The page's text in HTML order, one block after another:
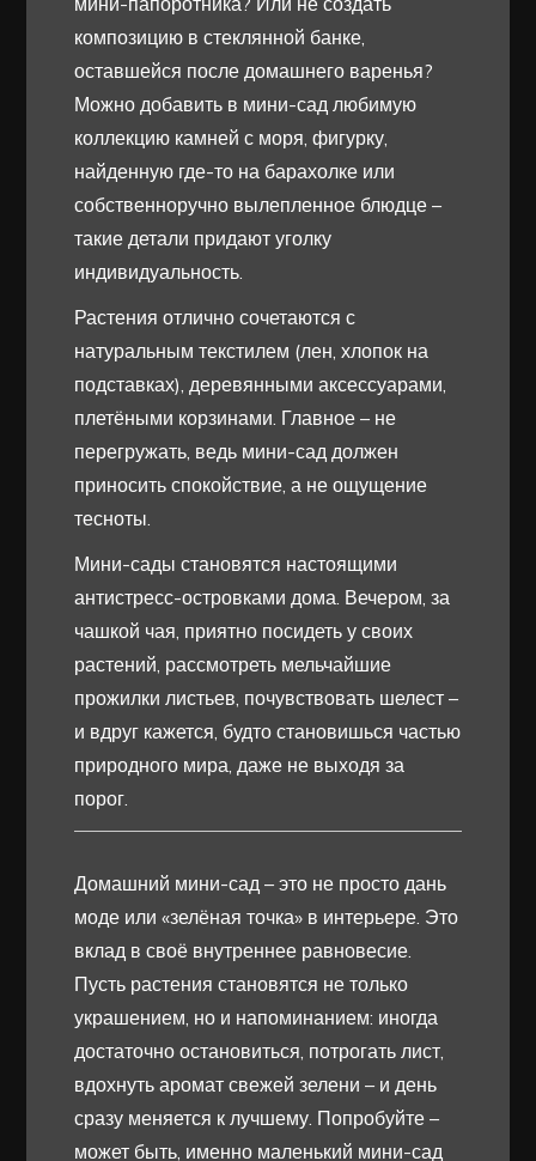
композицию в стеклянной банке,
оставшейся после домашнего варенья?
Можно добавить в мини-сад любимую
коллекцию камней с моря, фигурку,
найденную где-то на барахолке или
собственноручно вылепленное блюдце –
такие детали придают уголку
индивидуальность.
Растения отлично сочетаются с
натуральным текстилем (лен, хлопок на
подставках), деревянными аксессуарами,
плетёными корзинами. Главное – не
перегружать, ведь мини-сад должен
приносить спокойствие, а не ощущение
тесноты.
Мини-сады становятся настоящими
антистресс-островками дома. Вечером, за
чашкой чая, приятно посидеть у своих
растений, рассмотреть мельчайшие
прожилки листьев, почувствовать шелест –
и вдруг кажется, будто становишься частью
природного мира, даже не выходя за
порог.
Домашний мини-сад – это не просто дань
моде или «зелёная точка» в интерьере. Это
вклад в своё внутреннее равновесие.
Пусть растения становятся не только
украшением, но и напоминанием: иногда
достаточно остановиться, потрогать лист,
вдохнуть аромат свежей зелени – и день
сразу меняется к лучшему. Попробуйте –
может быть, именно маленький мини-сад